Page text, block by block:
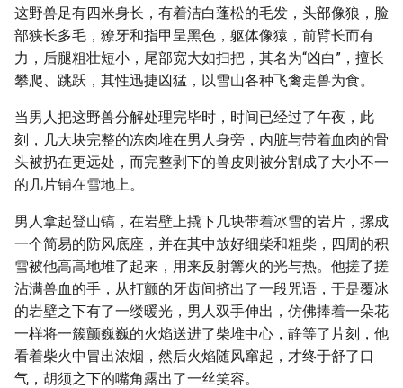
这野兽足有四米身长，有着洁白蓬松的毛发，头部像狼，脸
部狭长多毛，獠牙和指甲呈黑色，躯体像猿，前臂长而有
力，后腿粗壮短小，尾部宽大如扫把，其名为“凶白”，擅长
攀爬、跳跃，其性迅捷凶猛，以雪山各种飞禽走兽为食。
当男人把这野兽分解处理完毕时，时间已经过了午夜，此
刻，几大块完整的冻肉堆在男人身旁，内脏与带着血肉的骨
头被扔在更远处，而完整剥下的兽皮则被分割成了大小不一
的几片铺在雪地上。
男人拿起登山镐，在岩壁上撬下几块带着冰雪的岩片，摞成
一个简易的防风底座，并在其中放好细柴和粗柴，四周的积
雪被他高高地堆了起来，用来反射篝火的光与热。他搓了搓
沾满兽血的手，从打颤的牙齿间挤出了一段咒语，于是覆冰
的岩壁之下有了一缕暖光，男人双手伸出，仿佛捧着一朵花
一样将一簇颤巍巍的火焰送进了柴堆中心，静等了片刻，他
看着柴火中冒出浓烟，然后火焰随风窜起，才终于舒了口
气，胡须之下的嘴角露出了一丝笑容。